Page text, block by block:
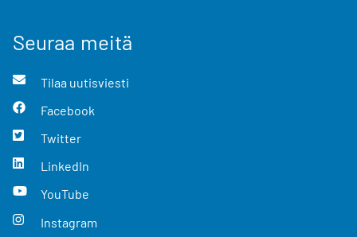
Seuraa meitä
Tilaa uutisviesti
Facebook
Twitter
LinkedIn
YouTube
Instagram